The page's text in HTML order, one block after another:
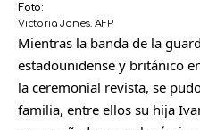
Foto:
Victoria Jones. AFP
Mientras la banda de la
estadounidense y británico
la ceremonial revista, se
familia, entre ellos su hija